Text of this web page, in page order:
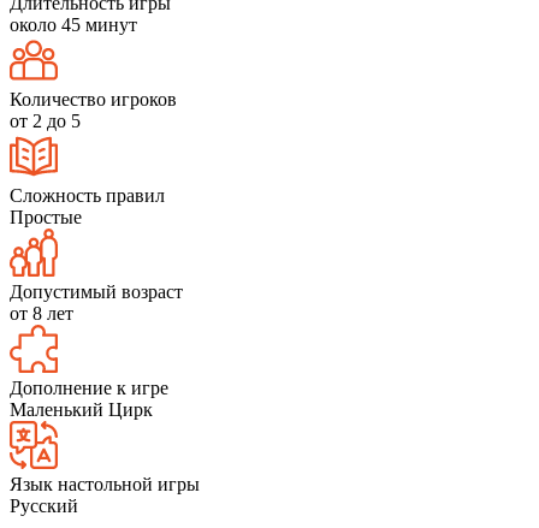
около 45 минут
Количество игроков
от 2 до 5
Сложность правил
Простые
Допустимый возраст
от 8 лет
Дополнение к игре
Маленький Цирк
Язык настольной игры
Русский